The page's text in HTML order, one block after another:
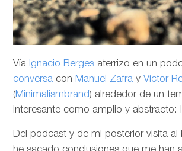
Vía Ignacio Berges aterrizo en un
conversa con Manuel Zafra y Victor
(Minimalismbrand) alrededor de un
interesante como amplio y abstracto:
Del podcast y de mi posterior visita al